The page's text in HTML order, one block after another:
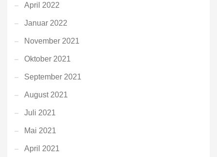
April 2022
Januar 2022
November 2021
Oktober 2021
September 2021
August 2021
Juli 2021
Mai 2021
April 2021